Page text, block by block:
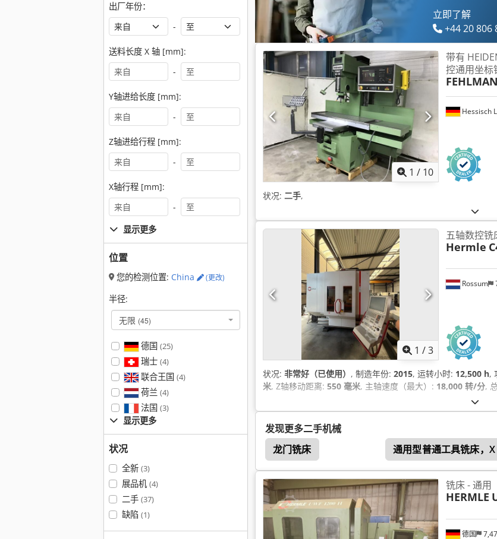
出厂年份：
-
送料长度 X 轴 [mm]:
-
Y轴进给长度 [mm]:
-
Z轴进给行程 [mm]:
-
X轴行程 [mm]:
-
显示更多
位置
您的检测位置: China (更改)
半径:
无限 (45)
德国 (25)
瑞士 (4)
联合王国 (4)
荷兰 (4)
法国 (3)
显示更多
状况
全新 (3)
展品机 (4)
二手 (37)
缺陷 (1)
立即了解
+44 20 806
1 / 10
Hessisch
带有
控通用坐标
状况: 二手,
1 /3
Rossum
五轴数控铣
Hermle
状况: 非常好（已使用） , 制造年份: 2015, 运转小时: 12,500 h,
米, Z轴移动距离: 550 毫米, 主轴速度（最大）: 18,000 转/分,
发现更多二手机械
龙门铣床
通用型普通工具铣床，
德国
铣床 - 通用
HERMLE